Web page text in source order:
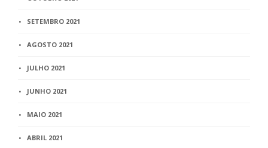
SETEMBRO 2021
AGOSTO 2021
JULHO 2021
JUNHO 2021
MAIO 2021
ABRIL 2021